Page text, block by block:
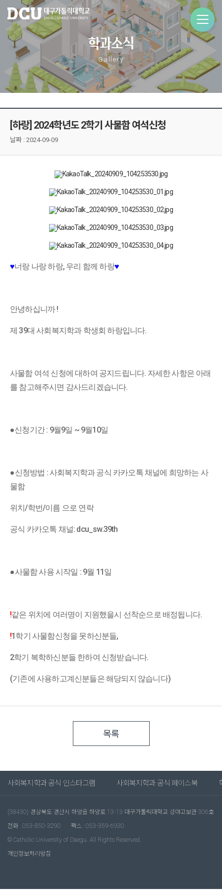
학과소식
Gallery
[하랑] 2024학년도 2학기 사물함 여석신청
날짜 : 2024-09-09
♥너랑 나랑 하랑, 우리 함께 하랑♥
안녕하십니까 !
제 39대 사회복지학과 학생회 하랑입니다.
사물함 여석 신청에 대하여 공지드립니다. 자세한 사항은 아래
를 참고해주시면 감사드리겠습니다.
●신청기간 : 9월9일 ~ 9월10일
●신청방법 : 사회복지학과 공식 카카오톡 채널에 희망하는 사
물함
위치/학번/이름 으로 연락
공식 카카오톡 채널: dcu_sw.39th
●사물함 사용 시작일 : 9월 11일
!같은 위치에 여러명이 지원했을시 선착순으로 배정됩니다.
!1학기 사물함신청을 못하신분들,
2학기 복학하신분들 한하여 신청받습니다.
(기존에 사용하고계신분들은 해당되지 않습니다)
목록
사회복지학과 공식 인스타그램 사회복지학과 공식 페이스북
(38430) 경상북도 경산시 하양읍 하양로 13-13 대구가톨릭대학교 성야고보관 306호
전화 : 053-850-3290
팩스 : 053-359-6930
© Catholic University of Daegu. All Rights Reserved.
개인정보처리방침